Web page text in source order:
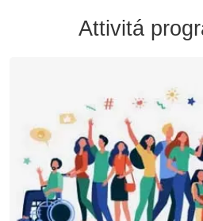
Attivitá